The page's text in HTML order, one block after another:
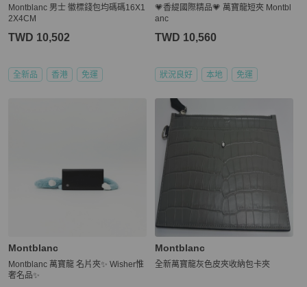
Montblanc 男士 徽標錢包均碼碼16X1
2X4CM
TWD 10,502
全新品 香港 免運
💗香緹國際精品💗 萬寶龍短夾 Montbl
anc
TWD 10,560
狀況良好 本地 免運
Montblanc
Montblanc 萬寶龍 名片夾✨ Wisher惟
奢名品✨
Montblanc
全新萬寶龍灰色皮夾收納包卡夾